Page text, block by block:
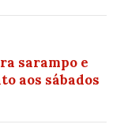
sarampo e
aos sábados